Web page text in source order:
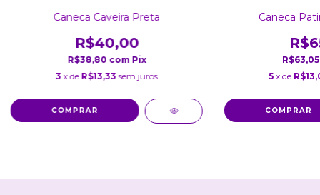
Caneca Caveira Preta
R$40,00
R$38,80 com Pix
3 x de R$13,33 sem juros
Caneca
5 x de